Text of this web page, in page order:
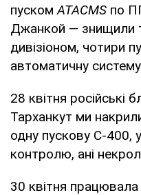
пускомАТАСМS по
Джанкой — знищили
дивізіоном, чотири
автоматичну
28 квітня російські
Тарханкут ми
одну пускову С-400,
контролю, ані
30 квітня